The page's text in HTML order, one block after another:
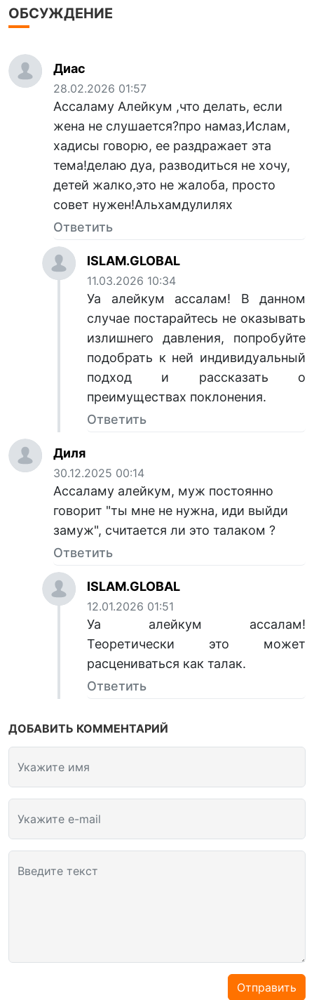
ОБСУЖДЕНИЕ
Диас
28.02.2026 01:57
Ассаламу Алейкум ,что делать, если
жена не слушается?про намаз,Ислам,
хадисы говорю, ее раздражает эта
тема!делаю дуа, разводиться не хочу,
детей жалко,это не жалоба, просто
совет нужен!Альхамдулилях
Ответить
ISLAM.GLOBAL
11.03.2026 10:34
Уа алейкум ассалам! В данном
случае постарайтесь не оказывать
излишнего давления, попробуйте
подобрать к ней индивидуальный
подход и рассказать о
преимуществах поклонения.
Ответить
Диля
30.12.2025 00:14
Ассаламу алейкум, муж постоянно
говорит "ты мне не нужна, иди выйди
замуж", считается ли это талаком ?
Ответить
ISLAM.GLOBAL
12.01.2026 01:51
Уа алейкум ассалам!
Теоретически это может
расцениваться как талак.
Ответить
ДОБАВИТЬ КОММЕНТАРИЙ
Укажите имя
Укажите e-mail
Введите текст
Отправить